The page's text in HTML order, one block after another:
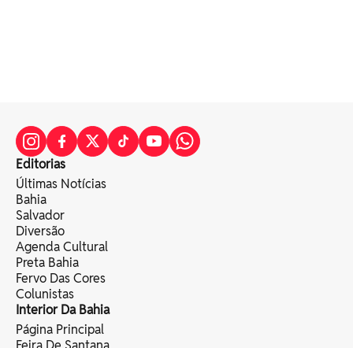
Editorias
Últimas Notícias
Bahia
Salvador
Diversão
Agenda Cultural
Preta Bahia
Fervo Das Cores
Colunistas
Interior Da Bahia
Página Principal